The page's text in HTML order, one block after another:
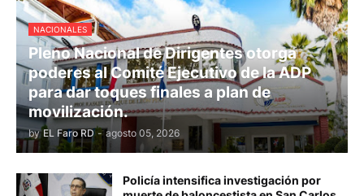
NACIONALES
Pleno Nacional de Dirigentes otorga
poderes al Comité Ejecutivo de la ADP
para dar toques finales a plan de
movilización.
by EL Faro RD - agosto 05, 2026
Policía intensifica investigación por